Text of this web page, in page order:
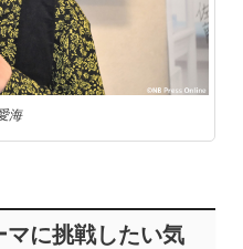
海
マに挑戦したい気